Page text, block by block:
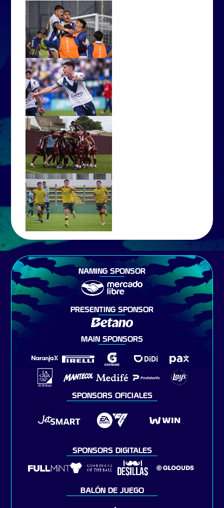
NAMING SPONSOR
PRESENTING SPONSOR
MAIN SPONSORS
SPONSORS OFICIALES
SPONSORS DIGITALES
BALÓN DE JUEGO